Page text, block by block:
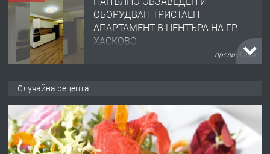
ОБОРУДВАН ТРИСТАЕН
АПАРТАМЕНТ В ЦЕНТЪРА НА ГР.
ХАСКОВО
преди 3 дни
преди 3 дни
Случайна рецепта